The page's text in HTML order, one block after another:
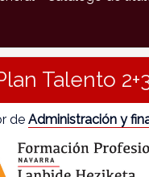
Talento
de Administración y